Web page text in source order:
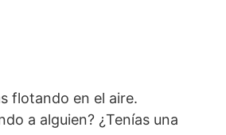
flotando en el aire.
a alguien? ¿Tenías una